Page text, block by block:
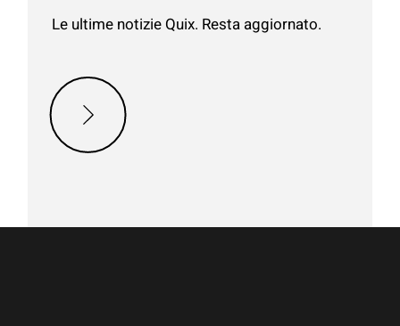
Le ultime notizie Quix. Resta aggiornato.